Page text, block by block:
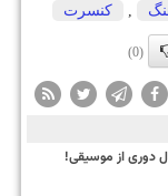
, كنسرت
(0)
دوری از موسیقی!